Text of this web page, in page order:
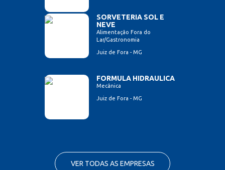
SORVETERIA SOL E
NEVE
Alimentação Fora do
Lar/Gastronomia
Juiz de Fora - MG
FORMULA HIDRAULICA
Mecânica
Juiz de Fora - MG
VER TODAS AS EMPRESAS